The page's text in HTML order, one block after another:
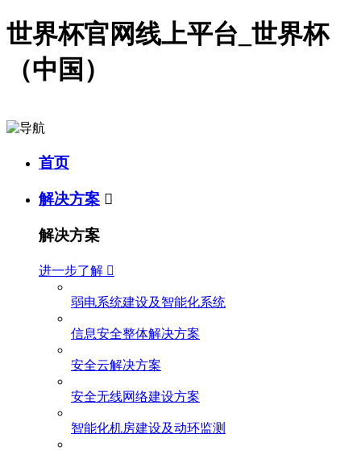
世界杯官网线上平台_世界杯
（中国）
首页
解决方案 
解决方案
进一步了解 
弱电系统建设及智能化系统
信息安全整体解决方案
安全云解决方案
安全无线网络建设方案
智能化机房建设及动环监测